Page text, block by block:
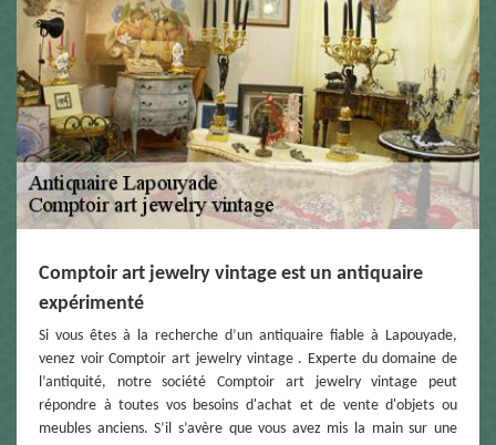
Comptoir art jewelry vintage est un antiquaire
expérimenté
Si vous êtes à la recherche d’un antiquaire fiable à Lapouyade,
venez voir Comptoir art jewelry vintage . Experte du domaine de
l’antiquité, notre société Comptoir art jewelry vintage peut
répondre à toutes vos besoins d'achat et de vente d'objets ou
meubles anciens. S’il s’avère que vous avez mis la main sur une